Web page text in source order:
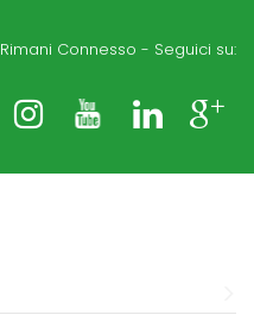
Rimani Connesso - Seguici su: